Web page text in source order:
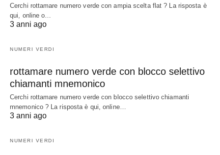
Cerchi rottamare numero verde con ampia scelta flat ? La risposta è
qui, online o…
3 anni ago
NUMERI VERDI
rottamare numero verde con blocco selettivo
chiamanti mnemonico
Cerchi rottamare numero verde con blocco selettivo chiamanti
mnemonico ? La risposta è qui, online…
3 anni ago
NUMERI VERDI